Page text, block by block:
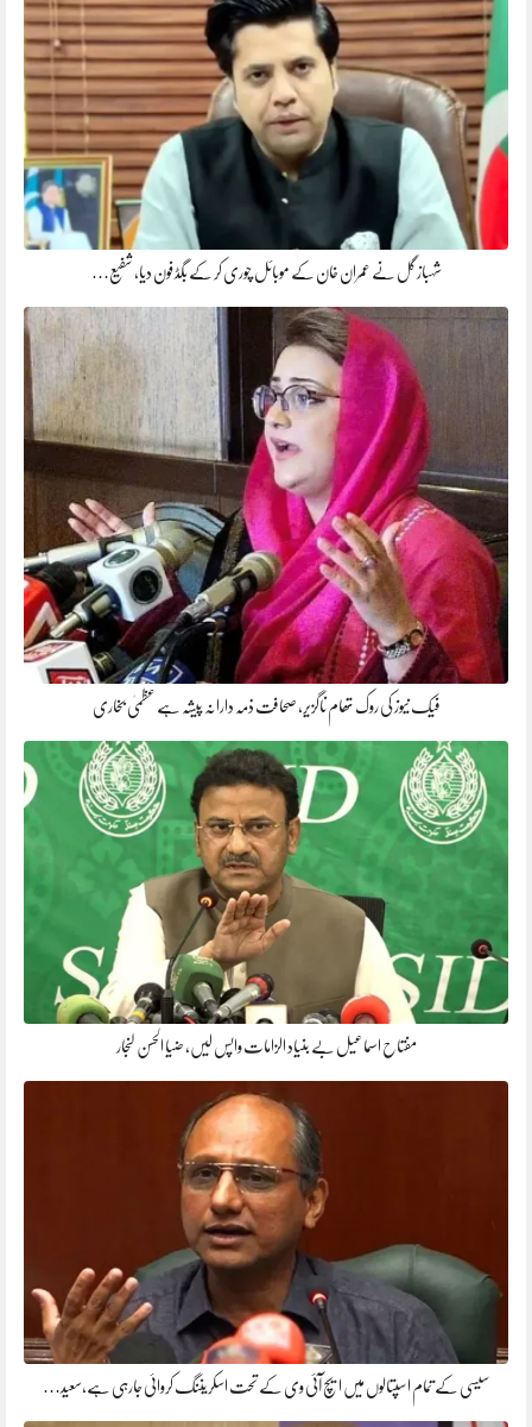
شہباز گل نے عمران خان کے موبائل چوری کر کے بگڈ فون دیا، شفیع…
فیک نیوز کی روک تھام ناگزیر، صحافت ذمہ دارانہ پیشہ ہے عظمیٰ بخاری
مفتاح اسماعیل بے بنیاد الزامات واپس لیں، ضیا الحسن لنجار
سیسی کے تمام اسپتالوں میں ایچ آئی وی کے تحت اسکریننگ کروائی جارہی ہے،سعید…